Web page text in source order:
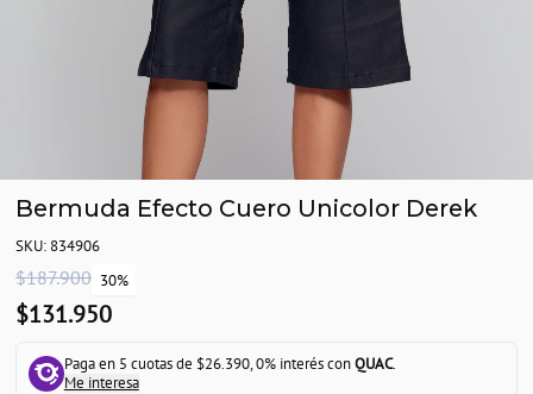
Bermuda Efecto Cuero Unicolor Derek
SKU: 834906
$187.900 30%
$131.950
Paga en 5 cuotas de $26.390, 0% interés conQUAC.
Me interesa